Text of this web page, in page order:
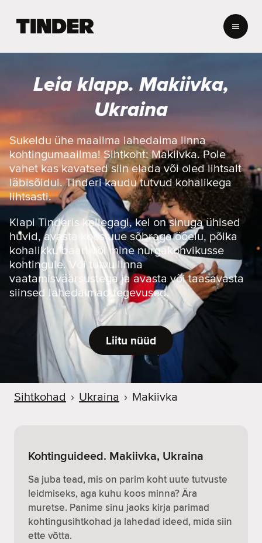
r
a
a
l
e
h
t
Leia klapp. Makiivka,
Ukraina
Sukeldu ühe maailma lahedaima linna
kohtingumaailma! Sihtkoht: Makiivka. Pole
vahet kas kavatsed siin elada või oled lihtsalt
läbisõidul. Tinderi kaudu tutvud kohalikega
lihtsasti.
Klapi Tinderis kellegagi, kel on sinuga ühised
huvid, avasta koos uue sõbraga ööelu, põika
kohalikku baari või mine nurgakohvikusse
kohtingule. Või tutvu linna
vaatamisväärsustega ja avasta või taasavasta
siinsed lahedaimad tegevused.
Liitu nüüd
Sihtkohad › Ukraina › Makiivka
Kohtinguideed. Makiivka, Ukraina
Sa juba tead, mis on parim koht uute tutvuste
leidmiseks, aga kuhu koos minna? Ära
muretse. Panime sinu jaoks kirja parimad
kohtingusihtkohad ja lahedad ideed, mida siin
ette võtta.